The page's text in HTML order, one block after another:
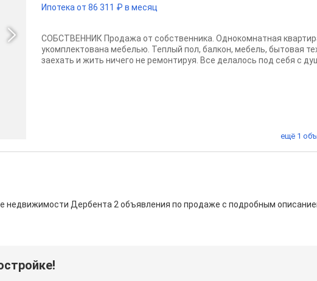
Ипотека от 86 311 ₽ в месяц
СОБСТВЕННИК Продажа от собственника. Однокомнатная
укомплектована мебелью. Теплый пол, балкон, мебель, бытовая
заехать и жить ничего не ремонтируя. Все делалось под себя с
ещё 1
недвижимости Дербента 2 объявления по продаже с подробным